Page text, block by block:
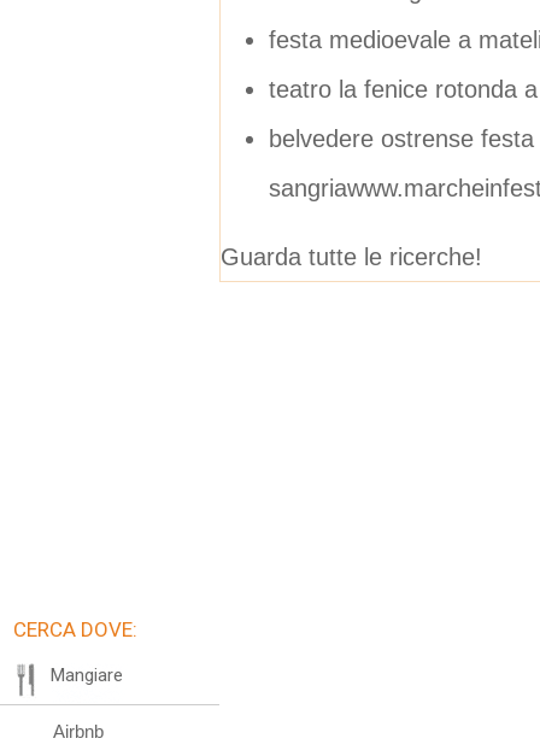
festa medioevale a
teatro la fenice rotonda
belvedere ostrense festa
Guarda tutte le ricerche!
CERCA DOVE:
Mangiare
Airbnb